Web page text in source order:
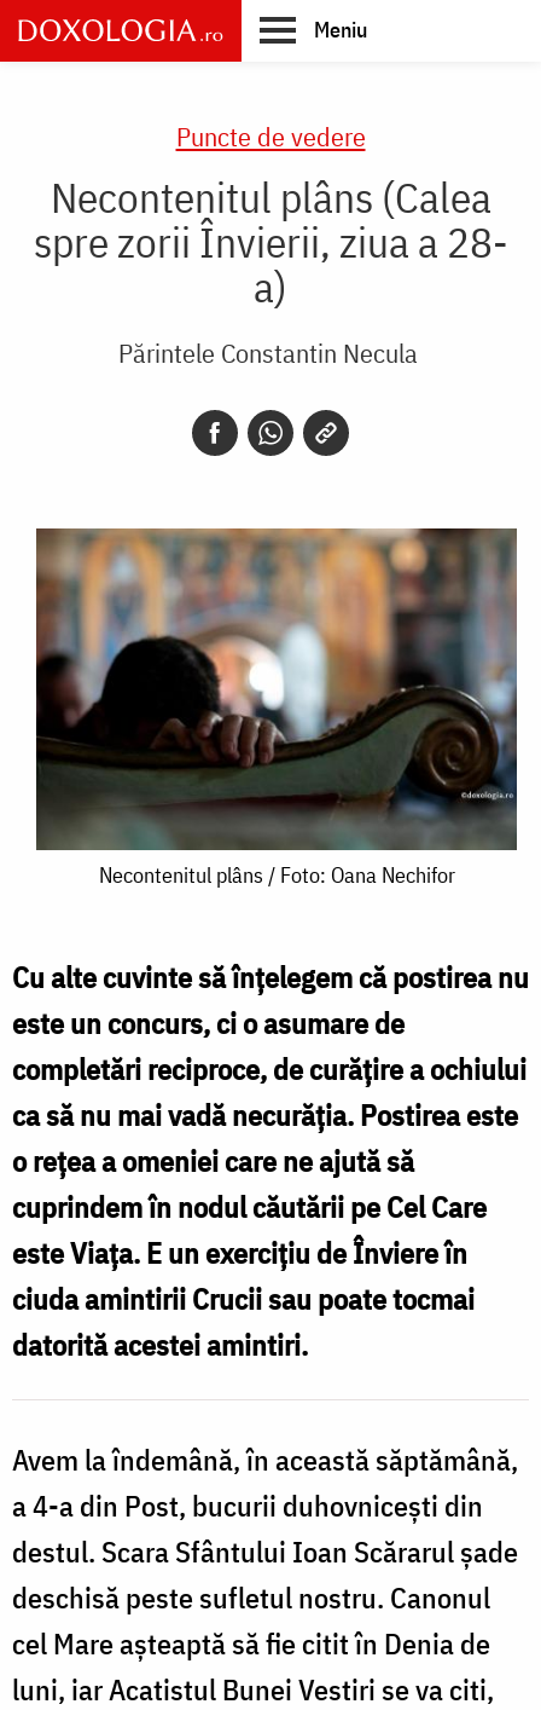
Skip
to
main
Meniu
Puncte de vedere
Necontenitul plâns (Calea
spre zorii Învierii, ziua a 28-
a)
Părintele Constantin Necula
Necontenitul
Foto:
Oana
Nechifor
Necontenitul plâns / Foto: Oana Nechifor
Cu alte cuvinte să înțelegem că postirea nu
este un concurs, ci o asumare de
completări reciproce, de curățire a ochiului
ca să nu mai vadă necurăția. Postirea este
o rețea a omeniei care ne ajută să
cuprindem în nodul căutării pe Cel Care
este Viața. E un exercițiu de Înviere în
ciuda amintirii Crucii sau poate tocmai
datorită acestei amintiri.
Avem la îndemână, în această săptămână,
a 4-a din Post, bucurii duhovnicești din
destul. Scara Sfântului Ioan Scărarul șade
deschisă peste sufletul nostru. Canonul
cel Mare așteaptă să fie citit în Denia de
luni, iar Acatistul Bunei Vestiri se va citi,